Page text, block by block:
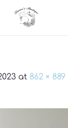
at 862 × 889